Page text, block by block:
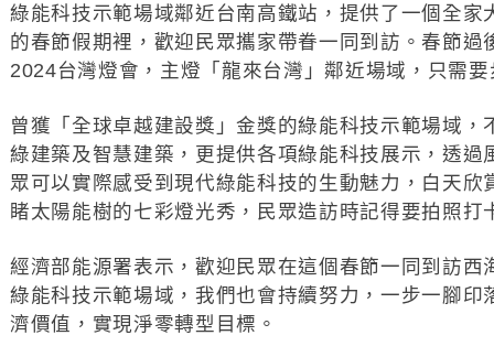
綠能科技示範場域鄰近台南高鐵站，提供了一個全家
的春節假期裡，歡迎民眾攜家帶眷一同到訪。春節過
2024台灣燈會，主燈「龍來台灣」鄰近場域，只需
曾獲「全球卓越建設獎」金獎的綠能科技示範場域
綠建築及智慧建築，更提供各項綠能科技展示，透過
眾可以實際感受到現代綠能科技的生動魅力，白天
睹太陽能樹的七彩燈光秀，民眾造訪時記得要拍照打
經濟部能源署表示，歡迎民眾在這個春節一同到訪西
綠能科技示範場域，我們也會持續努力，一步一腳印
濟價值，實現淨零轉型目標。